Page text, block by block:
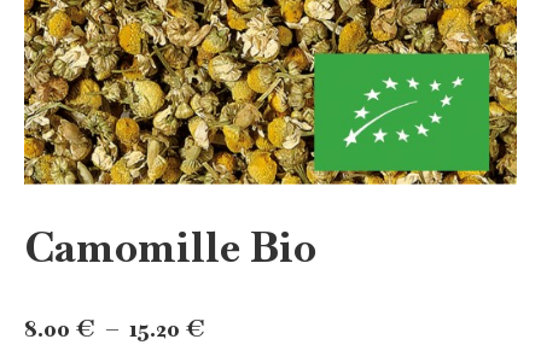
Camomille Bio
8.00 € – 15.20 €